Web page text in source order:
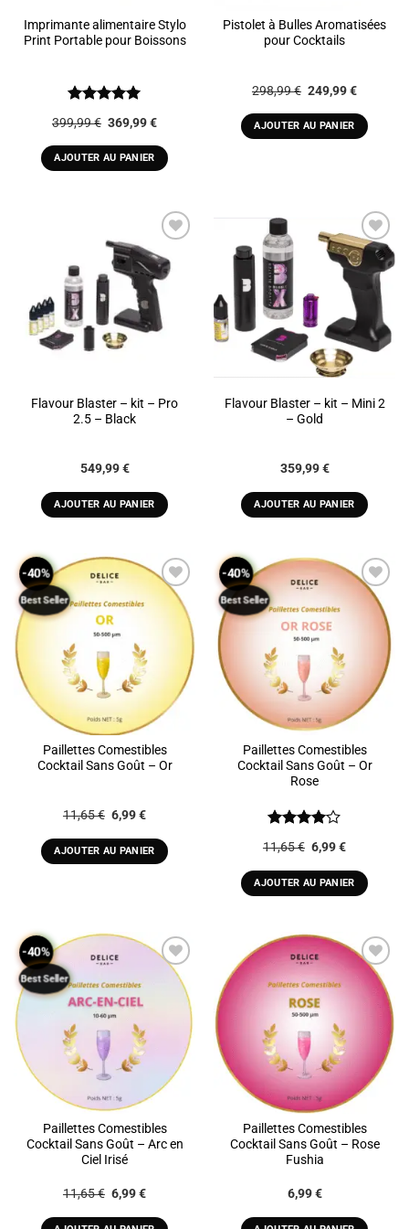
Imprimante alimentaire Stylo
Print Portable pour Boissons
5
399,99€ Le
initial
était :
399,99 €.
369,99€Le
actuel
est :
369,99 €.
AJOUTER AU PANIER
Pistolet à Bulles Aromatisées
pour Cocktails
298,99€ Le
initial
était :
298,99 €.
249,99€Le
actuel
est :
249,99 €.
AJOUTER AU PANIER
ADD TO
WISHLIST
Flavour Blaster – kit – Pro
2.5 – Black
549,99€
AJOUTER AU PANIER
ADD TO
WISHLIST
Flavour Blaster – kit – Mini 2
– Gold
359,99€
AJOUTER AU PANIER
-40%
Best Seller
ADD TO
Paillettes Comestibles
Cocktail Sans Goût – Or
11,65€ Le
prix
initial
était :
11,65 €.
6,99€Le
actuel
est :
6,99 €.
AJOUTER AU PANIER
-40%
Best Seller
ADD TO
WISHLIST
Paillettes Comestibles
Cocktail Sans Goût – Or
Rose
Note4
sur 5
11,65€ Le
prix
initial
était :
11,65 €.
6,99€Le
actuel
est :
6,99 €.
AJOUTER AU PANIER
-40%
Best Seller
ADD TO
WISHLIST
Paillettes Comestibles
Cocktail Sans Goût – Arc en
Ciel Irisé
11,65€ Le
prix
initial
6,99€Le
actuel
ADD TO
Paillettes Comestibles
Cocktail Sans Goût – Rose
Fushia
6,99€